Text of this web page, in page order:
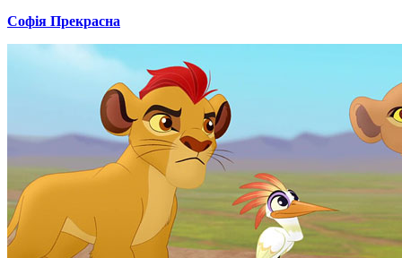
Софія Прекрасна